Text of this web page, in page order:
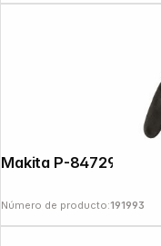
Makita
Número de producto:191993